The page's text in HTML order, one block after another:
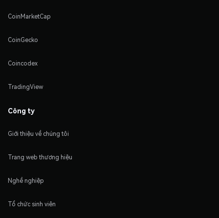
CoinMarketCap
CoinGecko
Coincodex
TradingView
Công ty
Giới thiệu về chúng tôi
Trang web thương hiệu
Nghề nghiệp
Tổ chức sinh viên